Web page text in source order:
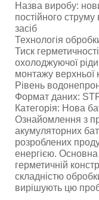
Назва виробу:
постійного
засіб
Технологія
Тиск
охолоджуючої
монтажу верхньої
Рівень
Формат даних:
Категорія: Нова
Ознайомлення з
акумуляторних
розроблених
енергією. Основна
герметичній
складністю
вирішують цю